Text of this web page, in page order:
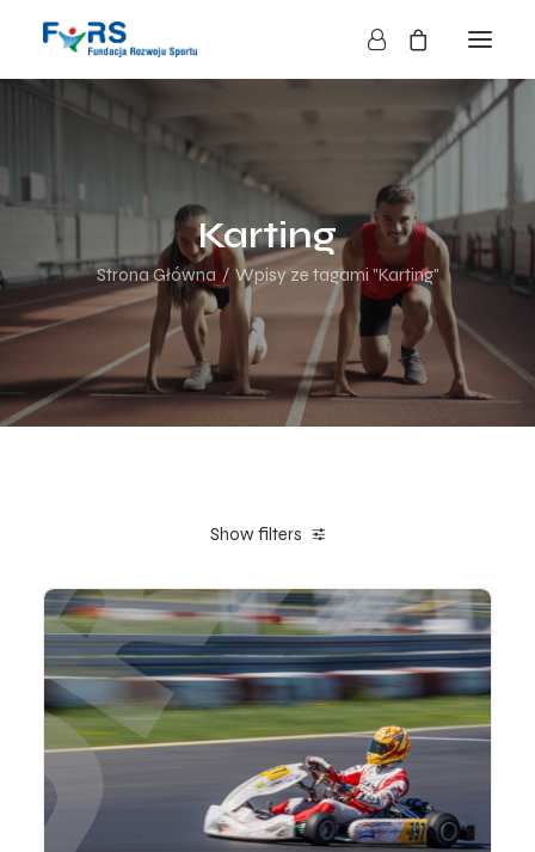
O FUNDACJI
DZIAŁALNOŚĆ
BLOG
KONTAKT
SKLEP
Karting
Strona Główna Wpisy ze tagami "Karting"
Show filters